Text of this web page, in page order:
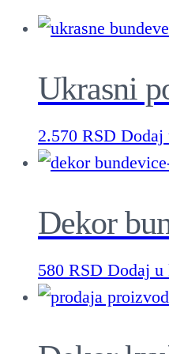
Ukrasni
2.570 RSD Dodaj
Dekor
580 RSD Dodaj u